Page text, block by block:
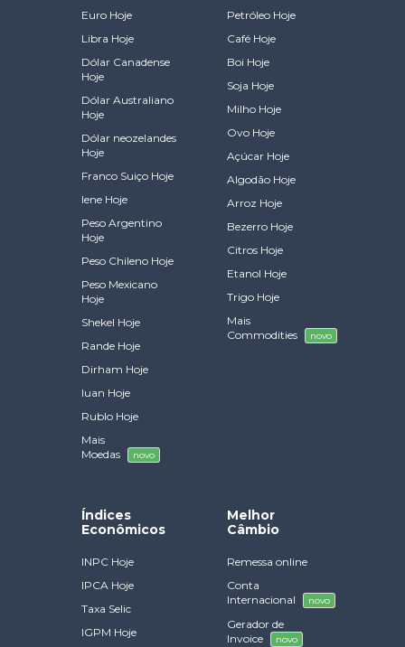
Euro Hoje
Libra Hoje
Dólar Canadense
Hoje
Dólar Australiano
Hoje
Dólar neozelandes
Hoje
Franco Suiço Hoje
Iene Hoje
Peso Argentino
Hoje
Peso Chileno Hoje
Peso Mexicano
Hoje
Shekel Hoje
Rande Hoje
Dirham Hoje
Iuan Hoje
Rublo Hoje
Mais
Moedas
novo
Petróleo Hoje
Café Hoje
Boi Hoje
Soja Hoje
Milho Hoje
Ovo Hoje
Açúcar Hoje
Algodão Hoje
Arroz Hoje
Bezerro Hoje
Citros Hoje
Etanol Hoje
Trigo Hoje
Mais
Commodities
novo
Índices
Econômicos
INPC Hoje
IPCA Hoje
Taxa Selic
IGPM Hoje
Melhor
Câmbio
Remessa online
Conta
Internacional
novo
Gerador de
Invoice
novo